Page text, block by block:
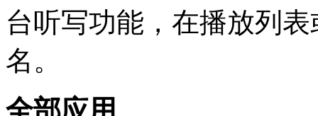
台听写功能，在播放列
名。
全部应用